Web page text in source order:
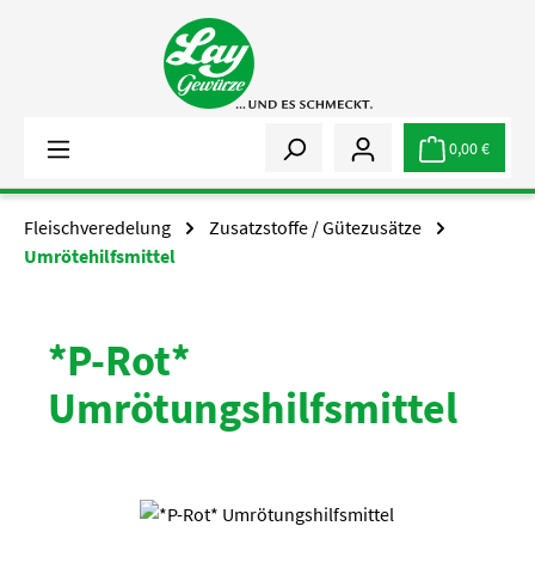
Zum Hauptinhalt springen
0,00 €
Fleischveredelung
Zusatzstoffe / Gütezusätze
Umrötehilfsmittel
*P-Rot*
Umrötungshilfsmittel
Bildergalerie überspringen